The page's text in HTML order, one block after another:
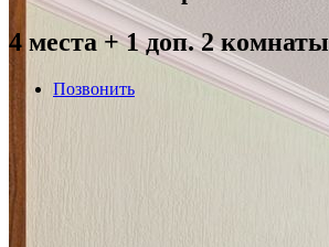
4 места + 1 доп. 2 комнаты
Позвонить